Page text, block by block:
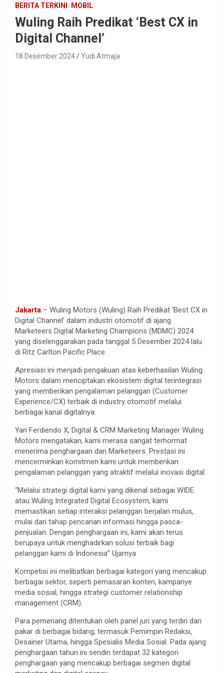
BERITA TERKINI MOBIL
Wuling Raih Predikat ‘Best CX in
Digital Channel’
18 Desember 2024 Yudi Atmaja
Jakarta – Wuling Motors (Wuling) Raih Predikat ‘Best CX in
Digital Channel’ dalam industri otomotif di ajang
Marketeers Digital Marketing Champions (MDMC) 2024
yang diselenggarakan pada tanggal 5 Desember 2024 lalu
di Ritz Carlton Pacific Place.
Apresiasi ini menjadi pengakuan atas keberhasilan Wuling
Motors dalam menciptakan ekosistem digital terintegrasi
yang memberikan pengalaman pelanggan (Customer
Experience/CX) terbaik di industry otomotif melalui
berbagai kanal digitalnya.
Yan Ferdiendo X, Digital & CRM Marketing Manager Wuling
Motors mengatakan, kami merasa sangat terhormat
menerima penghargaan dari Marketeers. Prestasi ini
mencerminkan komitmen kami untuk memberikan
pengalaman pelanggan yang atraktif melalui inovasi digital.
“Melalui strategi digital kami yang dikenal sebagai WIDE
atau Wuling Integrated Digital Ecosystem, kami
memastikan setiap interaksi pelanggan berjalan mulus,
mulai dari tahap pencarian informasi hingga pasca-
penjualan. Dengan penghargaan ini, kami akan terus
berupaya untuk menghadirkan solusi terbaik bagi
pelanggan kami di Indonesia” Ujarnya
Kompetisi ini melibatkan berbagai kategori yang mencakup
berbagai sektor, seperti pemasaran konten, kampanye
media sosial, hingga strategi customer relationship
management (CRM).
Para pemenang ditentukan oleh panel juri yang terdiri dari
pakar di berbagai bidang, termasuk Pemimpin Redaksi,
Desainer Utama, hingga Spesialis Media Sosial. Pada ajang
penghargaan tahun ini sendiri terdapat 32 kategori
penghargaan yang mencakup berbagai segmen digital